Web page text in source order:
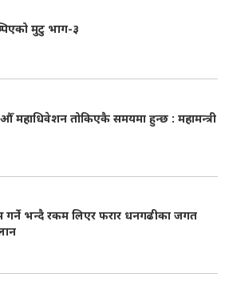
मुटु भाग-३
महाधिवेशन तोकिएकै समयमा हुन्छ : महामन्त्री
गर्ने भन्दै रकम लिएर फरार धनगढीका जगत